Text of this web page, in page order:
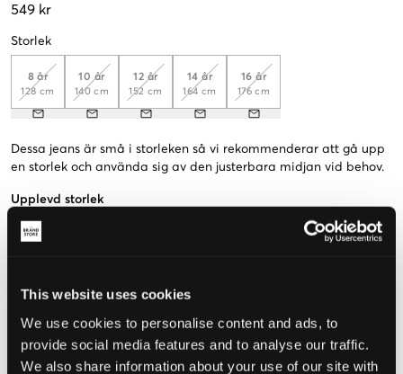
This website uses cookies
We use cookies to personalise content and ads, to
provide social media features and to analyse our traffic.
We also share information about your use of our site with
549 kr
Storlek
8 år
128 cm
10 år
140 cm
12 år
152 cm
14 år
164 cm
16 år
176 cm
Dessa jeans är små i storleken så vi rekommenderar att gå upp
en storlek och använda sig av den justerbara midjan vid behov.
Upplevd storlek
Liten Stor
VÄLJ STORLEK